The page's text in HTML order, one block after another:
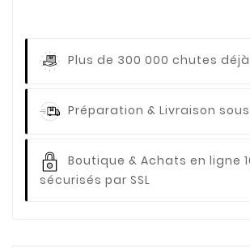
Plus de 300 000 chutes
Préparation & Livraison
Boutique & Achats en ligne
sécurisés par SSL